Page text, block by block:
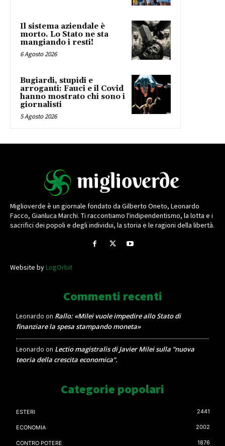
Il sistema aziendale è
morto. Lo Stato ne sta
mangiando i resti!
6 Agosto 2026
Bugiardi, stupidi e
arroganti: Fauci e il Covid
hanno mostrato chi sono i
giornalisti
5 Agosto 2026
Miglioverde è un giornale fondato da Gilberto Oneto, Leonardo
Facco, Gianluca Marchi. Ti raccontiamo l'indipendentismo, la lotta e i
sacrifici dei popoli e degli individui, la storia e le ragioni della libertà.
Website byLogOrbit
Commenti recenti
Leonardo on Rallo: «Milei vuole impedire allo Stato di
finanziare la spesa stampando moneta»
Leonardo on Lectio magistralis di Javier Milei sulla “nuova
teoria della crescita economica”.
Categorie popolari
ESTERI 2441
ECONOMIA 2002
CONTRO POTERE 1876